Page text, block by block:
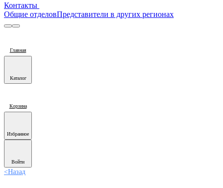
Контакты
Общие отделовПредставители в других регионах
Главная
Каталог
Корзина
Избранное
Войти
<Назад